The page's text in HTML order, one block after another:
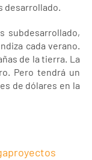
desarrollado.
subdesarrollado,
cada verano.
de la tierra. La
Pero tendrá un
de dólares en la